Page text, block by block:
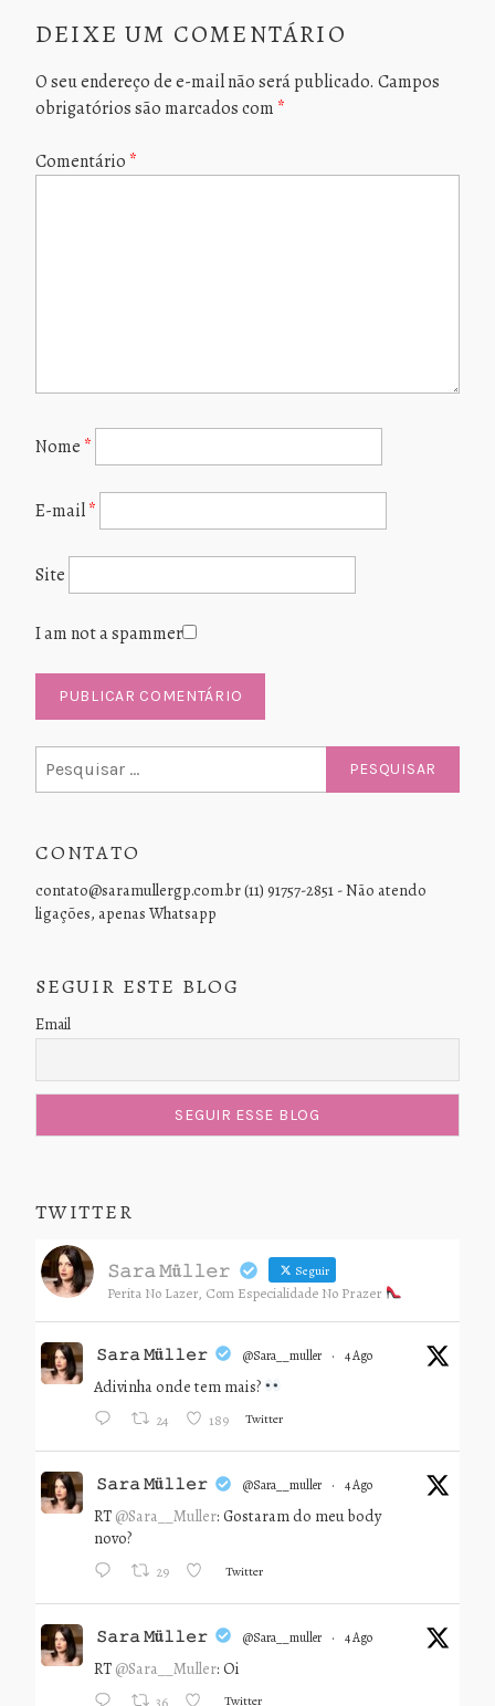
DEIXE UM COMENTÁRIO
O seu endereço de e-mail não será publicado. Campos
obrigatórios são marcados com *
Comentário *
Nome *
E-mail*
Site
I am not a spammer
por:
CONTATO
contato@saramullergp.com.br (11) 91757-2851 - Não atendo
ligações, apenas Whatsapp
SEGUIR ESTE BLOG
Email
TWITTER
𝚂𝚊𝚛𝚊 𝙼ü𝚕𝚕𝚎𝚛 Seguir
Perita No Lazer, Com Especialidade No Prazer
𝚂𝚊𝚛𝚊 𝙼ü𝚕𝚕𝚎𝚛 @sara__muller · 4 Ago
Adivinha onde tem mais?
24 189 Twitter
𝚂𝚊𝚛𝚊 𝙼ü𝚕𝚕𝚎𝚛 @sara__muller · 4 Ago
RT @Sara__Muller: Gostaram do meu body
novo?
29 Twitter
𝚂𝚊𝚛𝚊 𝙼ü𝚕𝚕𝚎𝚛 @sara__muller · 4 Ago
RT @Sara__Muller: Oi
36 Twitter